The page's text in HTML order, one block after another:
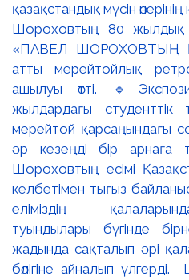
қазақстандық мүсін өнерінің
Шороховтың 80 жылдық
«ПАВЕЛ ШОРОХОВТЫҢ
атты мерейтойлық
ашылуы өтті.
жылдардағы студенттік
мерейтой қарсаңындағы
әр кезеңді бір арнаға
Шороховтың есімі
келбетімен тығыз
еліміздің
туындылары бүгінде
жадында сақталып әрі
бөлігіне айналып